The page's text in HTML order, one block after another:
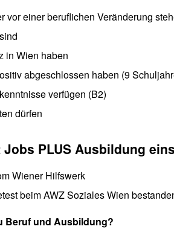
vor einer beruflichen Veränderung
in Wien haben
abgeschlossen haben (9
verfügen (B2)
dürfen
PLUS Ausbildung
Wiener Hilfswerk
beim AWZ Soziales Wien
Beruf und Ausbildung?